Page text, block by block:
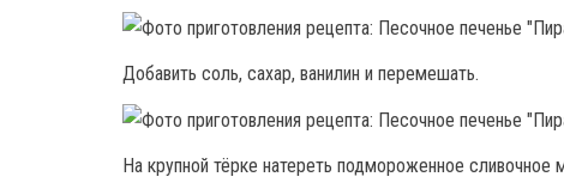
Добавить соль, сахар, ванилин и перемешать.
На крупной тёрке натереть подмороженное сливочное